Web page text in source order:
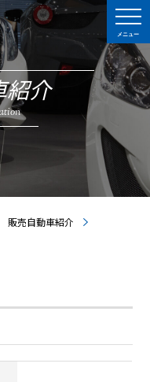
メニュー
紹介
販売自動車紹介